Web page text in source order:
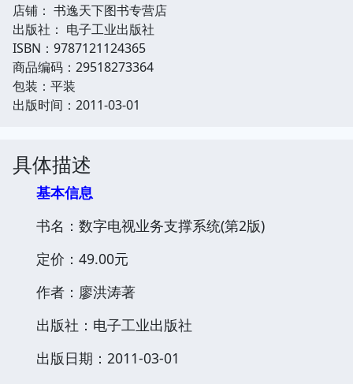
店铺： 书逸天下图书专营店
出版社： 电子工业出版社
ISBN：9787121124365
商品编码：29518273364
包装：平装
出版时间：2011-03-01
具体描述
基本信息
书名：数字电视业务支撑系统(第2版)
定价：49.00元
作者：廖洪涛著
出版社：电子工业出版社
出版日期：2011-03-01